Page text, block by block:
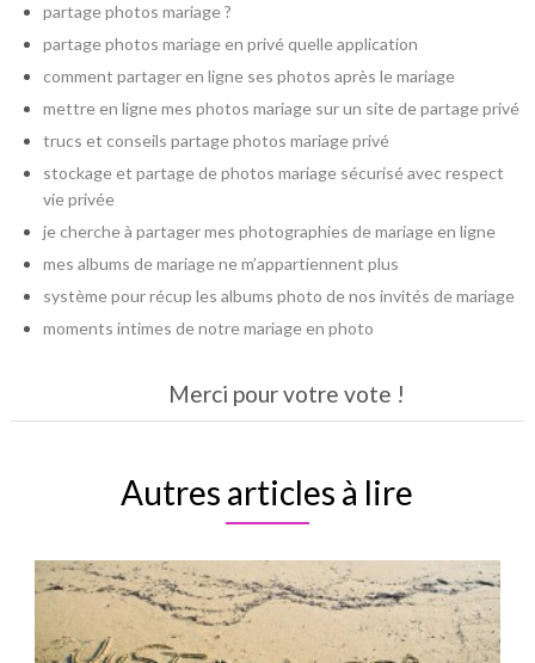
partage photos mariage ?
partage photos mariage en privé quelle application
comment partager en ligne ses photos après le mariage
mettre en ligne mes photos mariage sur un site de partage privé
trucs et conseils partage photos mariage privé
stockage et partage de photos mariage sécurisé avec respect
vie privée
je cherche à partager mes photographies de mariage en ligne
mes albums de mariage ne m’appartiennent plus
système pour récup les albums photo de nos invités de mariage
moments intimes de notre mariage en photo
Merci pour votre vote !
Autres articles à lire